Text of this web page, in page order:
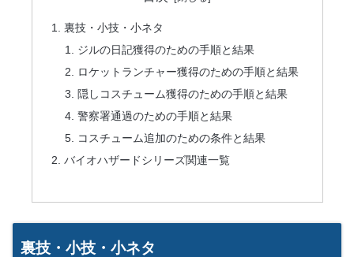
裏技・小技・小ネタ
ジルの日記獲得のための手順と結果
ロケットランチャー獲得のための手順と結果
隠しコスチューム獲得のための手順と結果
警察署通過のための手順と結果
コスチューム追加のための条件と結果
バイオハザードシリーズ関連一覧
裏技・小技・小ネタ